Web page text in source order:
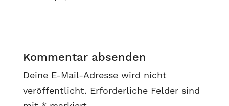
Kommentar absenden
Deine E-Mail-Adresse wird nicht
veröffentlicht. Erforderliche Felder sind